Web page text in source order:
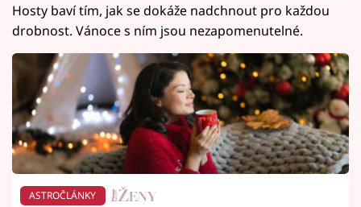
Hosty baví tím, jak se dokáže nadchnout pro každou
drobnost. Vánoce s ním jsou nezapomenutelné.
ASTROČLÁNKY